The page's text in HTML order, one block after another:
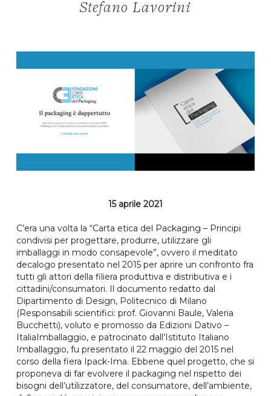
Stefano Lavorini
15 aprile 2021
C’era una volta la “Carta etica del Packaging – Principi
condivisi per progettare, produrre, utilizzare gli
imballaggi in modo consapevole”, ovvero il meditato
decalogo presentato nel 2015 per aprire un confronto fra
tutti gli attori della filiera produttiva e distributiva e i
cittadini/consumatori. Il documento redatto dal
Dipartimento di Design, Politecnico di Milano
(Responsabili scientifici: prof. Giovanni Baule, Valeria
Bucchetti), voluto e promosso da Edizioni Dativo –
ItaliaImballaggio, e patrocinato dall’Istituto Italiano
Imballaggio, fu presentato il 22 maggio del 2015 nel
corso della fiera Ipack-Ima. Ebbene quel progetto, che si
proponeva di far evolvere il packaging nel rispetto dei
bisogni dell’utilizzatore, del consumatore, dell’ambiente,